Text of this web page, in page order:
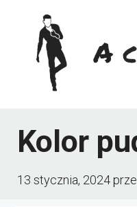
Kolor
13 stycznia, 2024